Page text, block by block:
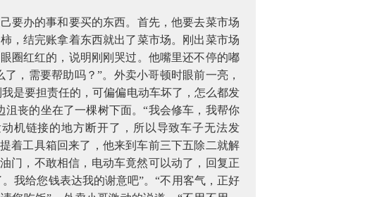
要办的事和要买的东西。首先，他要去菜市场
，结完账拿着东西就出了菜市场。刚出菜市场
圈红红的，说明刚刚哭过。他嘴里还不停的嘟
，需要帮助吗？”。外卖小哥顿时眼前一亮，
是要担责任的，可偏偏电动车坏了，怎么都发
丧的坐在了一棵树下面。“我会修车，我帮你
机链接的地方断开了，所以导致车子无法发
着工具箱回来了，他来到车前三下五除二就解
门，不敢相信，电动车竟然可以动了，回复正
我给您钱表达我的谢意吧”。“不用客气，正好